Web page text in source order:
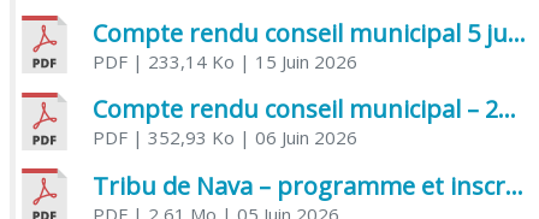
Compte rendu conseil municipal 5 juin 2026 sénatoriale
PDF| 233,14 Ko | 15 Juin 2026
Compte rendu conseil municipal – 21 avril 2026
PDF| 352,93 Ko | 06 Juin 2026
Tribu de Nava – programme et inscriptions été 2026
PDF| 2,61 Mo | 05 Juin 2026